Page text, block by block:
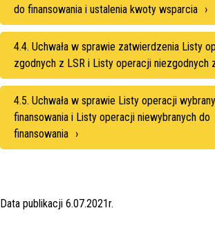
do finansowania i ustalenia kwoty wsparcia
4.4. Uchwała w sprawie zatwierdzenia Listy
zgodnych z LSR i Listy operacji niezgodnych
4.5. Uchwała w sprawie Listy operacji
finansowania i Listy operacji niewybranych do
finansowania
Data publikacji 6.07.2021r.